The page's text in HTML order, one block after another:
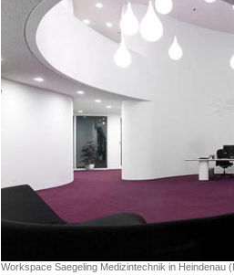
Workspace Saegeling Medizintechnik in Heindenau